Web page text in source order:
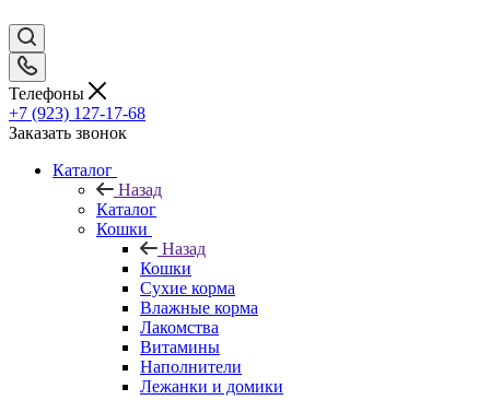
Телефоны
+7 (923) 127-17-68
Заказать звонок
Каталог
Назад
Каталог
Кошки
Назад
Кошки
Сухие корма
Влажные корма
Лакомства
Витамины
Наполнители
Лежанки и домики